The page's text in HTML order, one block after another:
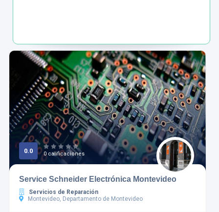
0.0 0 calificaciones
Service Schneider Electrónica Montevideo
Servicios de Reparación
Montevideo, Departamento de Montevideo